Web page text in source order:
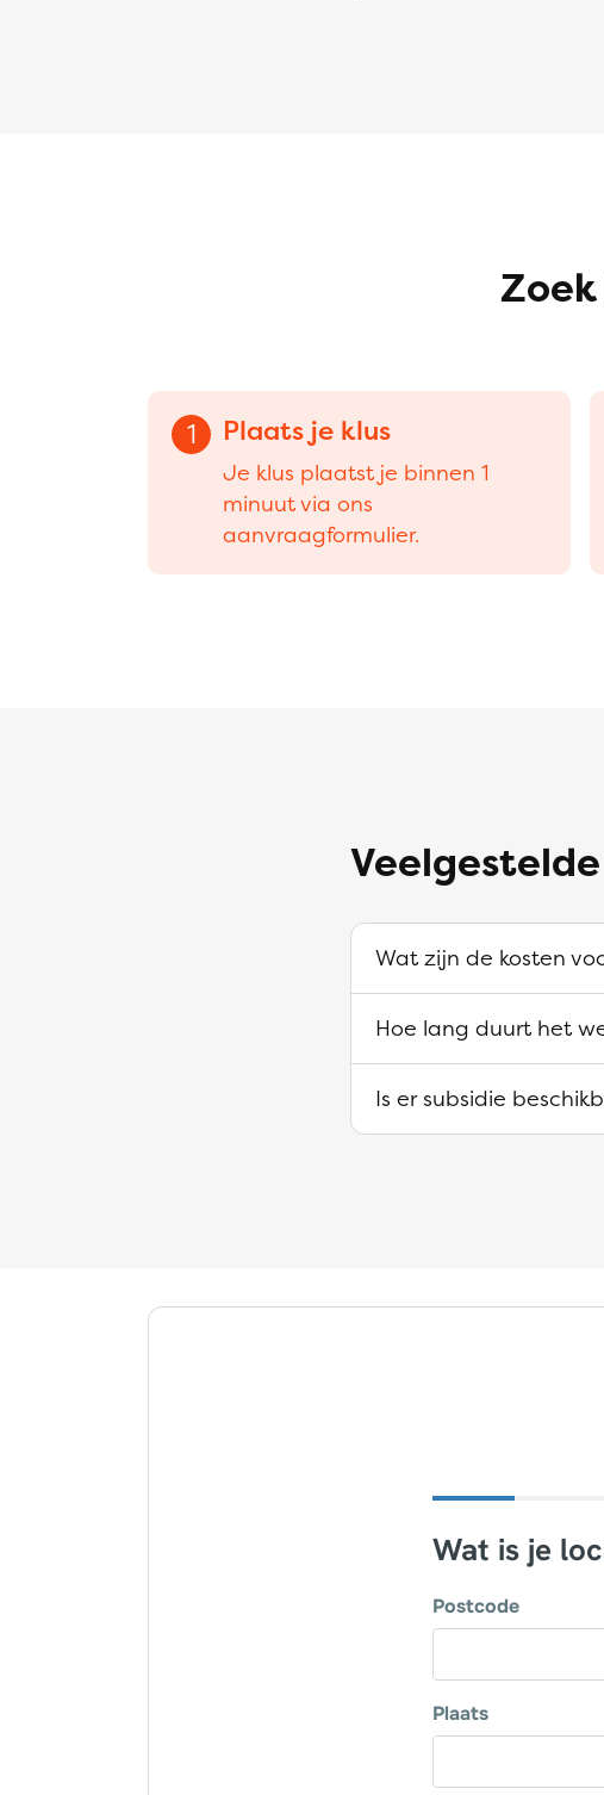
1 Plaats je klus
Je klus plaatst je binnen 1
minuut via ons
aanvraagformulier.
Wat zijn de kosten
Hoe lang duurt het
Is er subsidie